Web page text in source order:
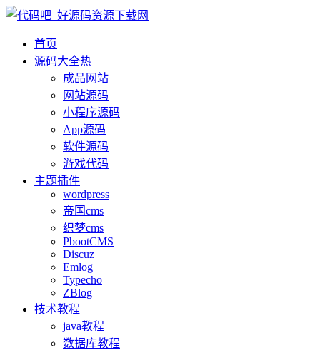
首页
源码大全热
成品网站
网站源码
小程序源码
App源码
软件源码
游戏代码
主题插件
wordpress
帝国cms
织梦cms
PbootCMS
Discuz
Emlog
Typecho
ZBlog
技术教程
java教程
数据库教程